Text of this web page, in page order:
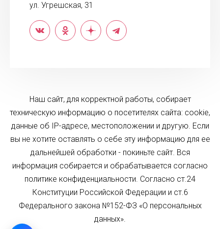
ул. Угрешская, 31
Наш сайт, для корректной работы, собирает
техническую информацию о посетителях сайта: cookie,
данные об IP-адресе, местоположении и другую. Если
вы не хотите оставлять о себе эту информацию для ее
дальнейшей обработки - покиньте сайт. Вся
информация собирается и обрабатывается согласно
политике конфиденциальности. Согласно ст.24
Конституции Российской Федерации и ст.6
Федерального закона №152-ФЗ «О персональных
данных».